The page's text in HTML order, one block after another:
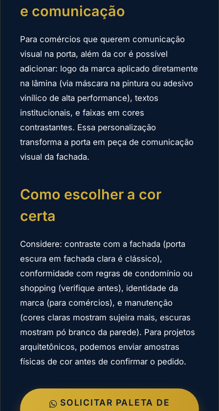
e comunicação
Para comércios que querem comunicação
visual na porta, além da cor é possível
adicionar: logo da marca aplicado diretamente
na lâmina (via máscara na pintura ou adesivo
vinílico de alta performance), textos
institucionais, e faixas em cores
contrastantes. Essa personalização
transforma a porta em peça de comunicação
visual da fachada.
Como escolher a cor
certa
Considere: contraste com a fachada (porta
escura em fachada clara é clássico),
conformidade com regras de condomínio ou
shopping (verifique antes), identidade da
marca (para comércios), e manutenção
(cores claras mostram sujeira mais, escuras
mostram pó branco da parede). Para projetos
arquitetônicos, podemos enviar amostras
físicas de cor antes de confirmar o pedido.
SOLICITAR PALETA DE